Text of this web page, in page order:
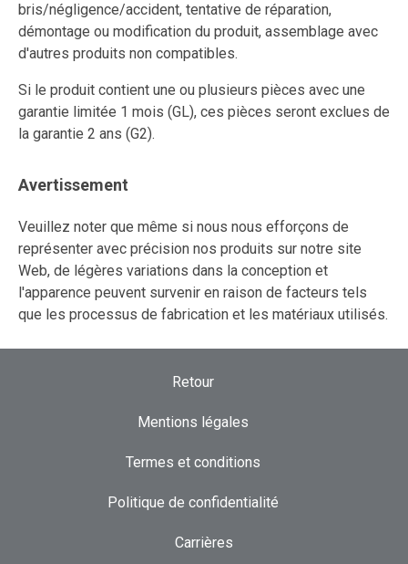
bris/négligence/accident, tentative de réparation,
démontage ou modification du produit, assemblage avec
d'autres produits non compatibles.
Si le produit contient une ou plusieurs pièces avec une
garantie limitée 1 mois (GL), ces pièces seront exclues de
la garantie 2 ans (G2).
Avertissement
Veuillez noter que même si nous nous efforçons de
représenter avec précision nos produits sur notre site
Web, de légères variations dans la conception et
l'apparence peuvent survenir en raison de facteurs tels
que les processus de fabrication et les matériaux utilisés.
Retour
Mentions légales
Termes et conditions
Politique de confidentialité
Carrières